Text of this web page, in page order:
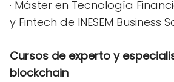
· Máster en Tecnología
y Fintech de INESEM Business
Cursos de experto y
blockchain